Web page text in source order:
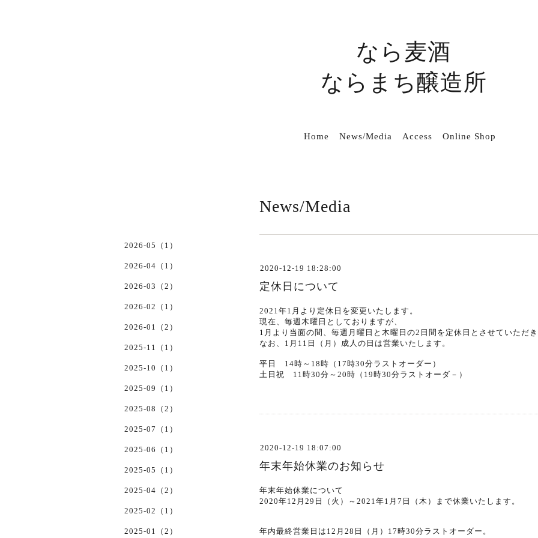
なら麦酒
ならまち醸造所
Home News/Media Access Online Shop
News/Media
2020-12-19 18:28:00
定休日について
2021年1月より定休日を変更いたします。
現在、毎週木曜日としておりますが、
1月より当面の間、毎週月曜日と木曜日の2日間を定休日とさせていただ
なお、1月11日（月）成人の日は営業いたします。
平日 14時～18時（17時30分ラストオーダー）
土日祝 11時30分～20時（19時30分ラストオーダ－）
2020-12-19 18:07:00
年末年始休業のお知らせ
年末年始休業について
2020年12月29日（火）～2021年1月7日（木）まで休業いたします。
年内最終営業日は12月28日（月）17時30分ラストオーダー。
2026-05（1）
2026-04（1）
2026-03（2）
2026-02（1）
2026-01（2）
2025-11（1）
2025-10（1）
2025-09（1）
2025-08（2）
2025-07（1）
2025-06（1）
2025-05（1）
2025-04（2）
2025-02（1）
2025-01（2）